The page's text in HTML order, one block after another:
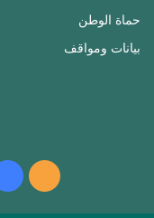
حماة الوطن
بيانات ومواقف
ملخص
الموقع